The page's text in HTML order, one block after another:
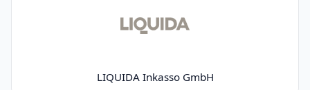
LIQUIDA Inkasso GmbH